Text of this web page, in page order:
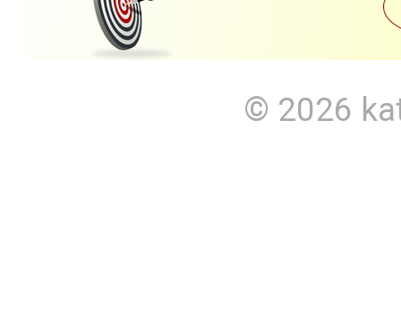
© 2026